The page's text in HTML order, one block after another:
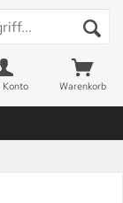
Warenkorb
Konto